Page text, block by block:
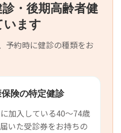
・後期高齢者健
います
予約時に健診の種類をお
険の特定健診
加入している40〜74歳
いた受診券をお持ちの